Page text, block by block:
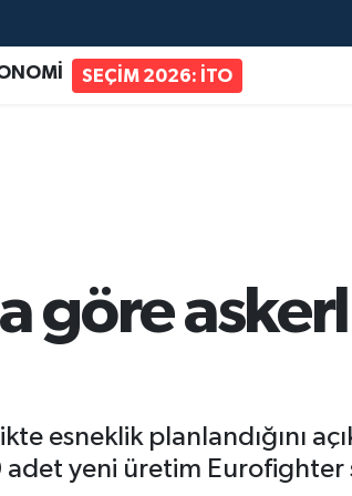
SEÇİM 2026: İTO
göre
esneklik planlandığını
adet yeni üretim Eurofighter